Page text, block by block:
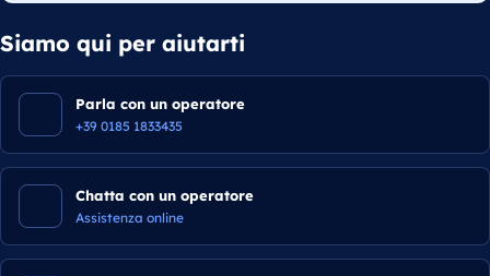
Siamo qui per aiutarti
Parla con un operatore
+39 0185 1833435
Chatta con un operatore
Assistenza online